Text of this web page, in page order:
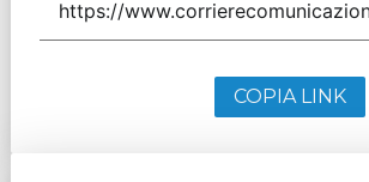
COPIA LINK